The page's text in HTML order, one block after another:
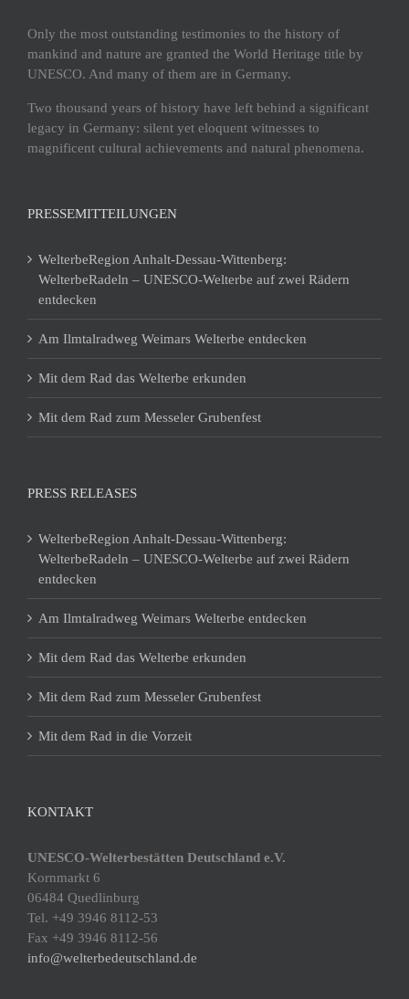
Only the most outstanding testimonies to the history of
mankind and nature are granted the World Heritage title by
UNESCO. And many of them are in Germany.
Two thousand years of history have left behind a significant
legacy in Germany: silent yet eloquent witnesses to
magnificent cultural achievements and natural phenomena.
PRESSEMITTEILUNGEN
WelterbeRegion Anhalt-Dessau-Wittenberg:
WelterbeRadeln – UNESCO-Welterbe auf zwei Rädern
entdecken
Am Ilmtalradweg Weimars Welterbe entdecken
Mit dem Rad das Welterbe erkunden
Mit dem Rad zum Messeler Grubenfest
PRESS RELEASES
WelterbeRegion Anhalt-Dessau-Wittenberg:
WelterbeRadeln – UNESCO-Welterbe auf zwei Rädern
entdecken
Am Ilmtalradweg Weimars Welterbe entdecken
Mit dem Rad das Welterbe erkunden
Mit dem Rad zum Messeler Grubenfest
Mit dem Rad in die Vorzeit
KONTAKT
UNESCO-Welterbestätten Deutschland e.V.
Kornmarkt 6
06484 Quedlinburg
Tel. +49 3946 8112-53
Fax +49 3946 8112-56
info@welterbedeutschland.de